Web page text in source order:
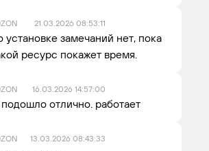
21.03.2026 08:53:11
замечаний нет, пока
ресурс покажет время.
16.03.2026 14:57:00
подошло отлично. работает
13.03.2026 08:43:33